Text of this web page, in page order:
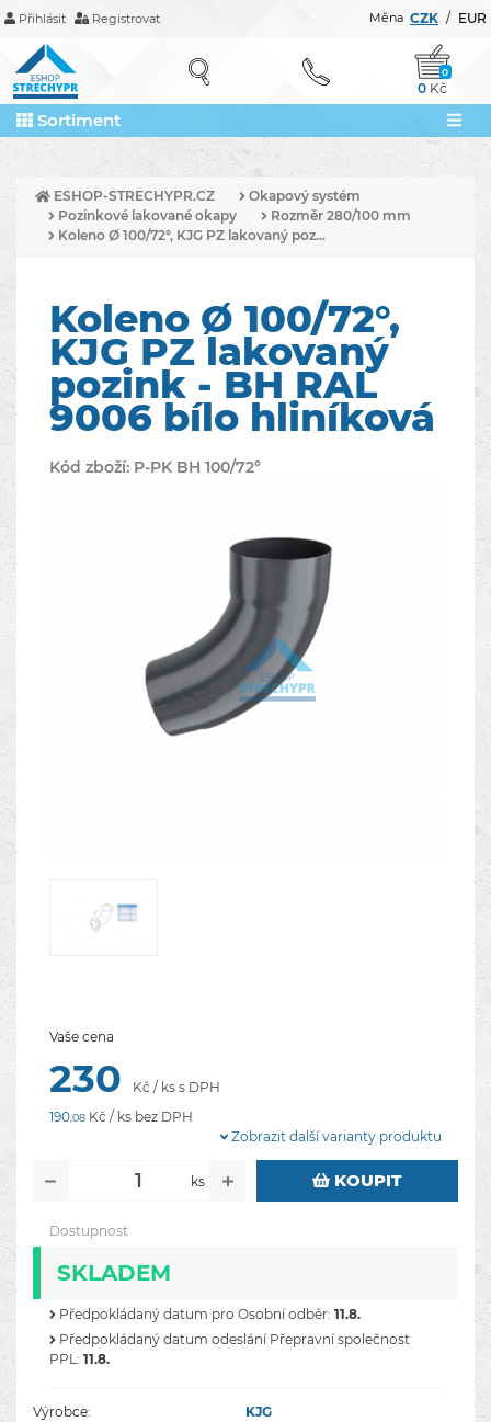
Přihlásit Registrovat CZK / EUR
Měna
0
0 Kč
Sortiment
ESHOP-STRECHYPR.CZ
Okapový systém
Pozinkové lakované okapy
Rozměr 280/100 mm
Koleno Ø 100/72°, KJG PZ lakovaný poz...
Koleno Ø 100/72°,
KJG PZ lakovaný
pozink - BH RAL
9006 bílo hliníková
Kód zboží: P-PK BH 100/72°
Vaše cena
230
Kč / ks s DPH
190,08 Kč / ks bez DPH
Zobrazit další varianty produktu
ks KOUPIT
Dostupnost
SKLADEM
Předpokládaný datum pro Osobní odběr: 11.8.
Předpokládaný datum odeslání Přepravní společnost
PPL: 11.8.
Výrobce: KJG